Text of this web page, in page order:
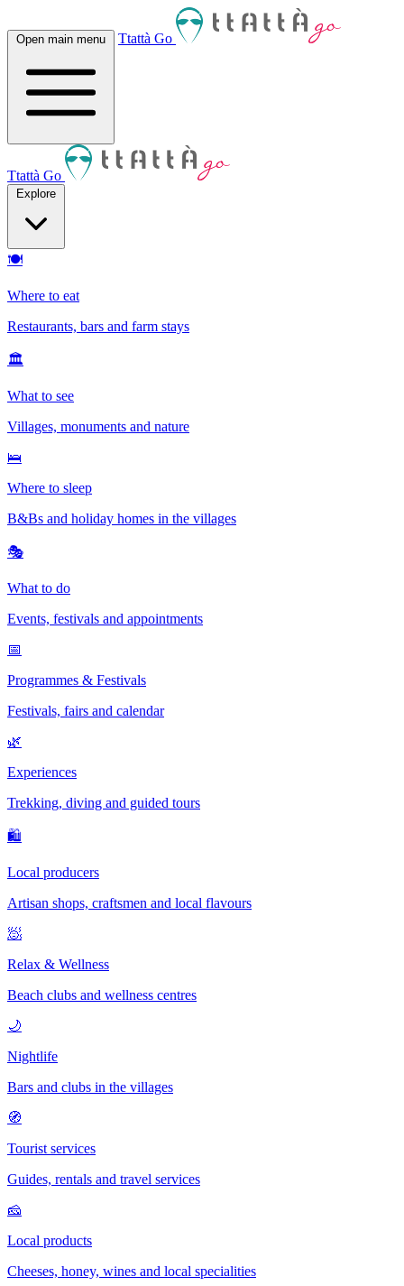
Open main menu Ttattà Go
Ttattà Go
Explore
🍽
Where to eat
Restaurants, bars and farm stays
🏛
What to see
Villages, monuments and nature
🛌
Where to sleep
B&Bs and holiday homes in the villages
🎭
What to do
Events, festivals and appointments
📅
Programmes & Festivals
Festivals, fairs and calendar
🌿
Experiences
Trekking, diving and guided tours
🛍
Local producers
Artisan shops, craftsmen and local flavours
🧖
Relax & Wellness
Beach clubs and wellness centres
🌙
Nightlife
Bars and clubs in the villages
🧭
Tourist services
Guides, rentals and travel services
🧀
Local products
Cheeses, honey, wines and local specialities